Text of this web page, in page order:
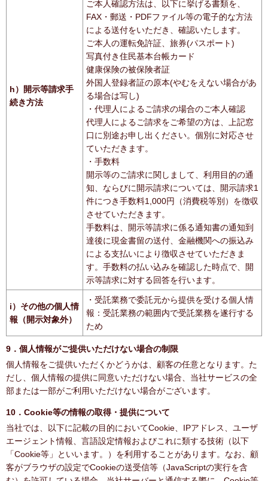
h）開示等請求手
続き方法
ご本人確認方法は、以下に挙げる書類を、
FAX・郵送・PDFファイル等の電子的な方法
による送付をいただき、確認いたします。
ご本人の運転免許証、旅券(パスポート)
写真付き住民基本台帳カード
健康保険の被保険者証
外国人登録者証の原本(やむをえない場合があ
る場合は写し)
・代理人によるご請求の場合のご本人確認
代理人によるご請求をご希望の方は、上記窓
口に別途お申し出ください。個別に対応させ
ていただきます。
・手数料
開示等のご請求に関しまして、利用目的の通
知、ならびに開示請求については、開示請求1
件につき手数料1,000円（消費税等別）を徴収
させていただきます。
手数料は、開示等請求に係る通知書の通知到
達後に現金書留の送付、金融機関への振込み
による支払いにより徴収させていただきま
す。手数料の払い込みを確認した時点で、開
示等請求に対する回答を行います。
i）その他の個人情
報（開示対象外）
・受託業務で委託元から提供を受ける個人情
報：受託業務の範囲内で受託業務を遂行する
ため
9．個人情報がご提供いただけない場合の制限
個人情報をご提供いただくかどうかは、顧客の任意となります。た
だし、個人情報の提供に同意いただけない場合、当社サービスの全
部または一部がご利用いただけない場合がございます。
10．Cookie等の情報の取得・提供について
当社では、以下に記載の目的においてCookie、IPアドレス、ユーザ
エージェント情報、言語設定情報およびこれに類する技術（以下
「Cookie等」といいます。）を利用することがあります。なお、顧
客がブラウザの設定でCookieの送受信等（JavaScriptの実行を含